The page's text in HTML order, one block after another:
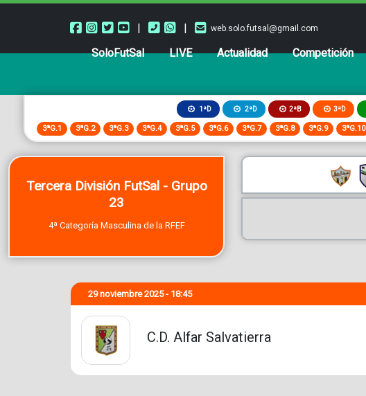
| | web.solo.futsal@gmail.com
SoloFutSal LIVE Actualidad Competición
1ªD 2ªD 2ªB 3ªD
3ªG.1 3ªG.2 3ªG.3 3ªG.4 3ªG.5 3ªG.6 3ªG.7 3ªG.8 3ªG.9 3ªG.10
Tercera División FutSal - Grupo
23
4ª Categoría Masculina de la RFEF
29 noviembre 2025 - 18:45
C.D. Alfar Salvatierra